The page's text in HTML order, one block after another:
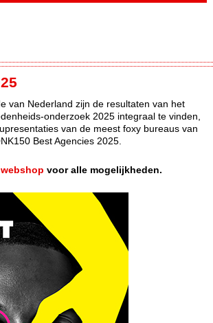
van Nederland zijn de resultaten van het
onderzoek 2025 integraal te vinden,
van de meest foxy bureaus van
Best Agencies 2025.
voor alle mogelijkheden.